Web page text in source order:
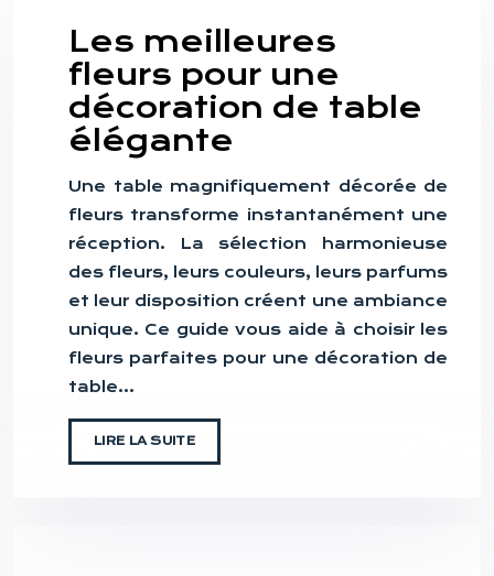
Les meilleures
fleurs pour une
décoration de table
élégante
Une table magnifiquement décorée de
fleurs transforme instantanément une
réception. La sélection harmonieuse
des fleurs, leurs couleurs, leurs parfums
et leur disposition créent une ambiance
unique. Ce guide vous aide à choisir les
fleurs parfaites pour une décoration de
table…
LIRE LA SUITE